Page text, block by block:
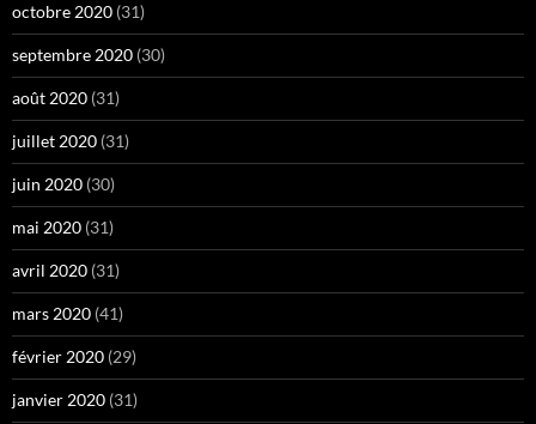
octobre 2020 (31)
septembre 2020 (30)
août 2020 (31)
juillet 2020 (31)
juin 2020 (30)
mai 2020 (31)
avril 2020 (31)
mars 2020 (41)
février 2020 (29)
janvier 2020 (31)